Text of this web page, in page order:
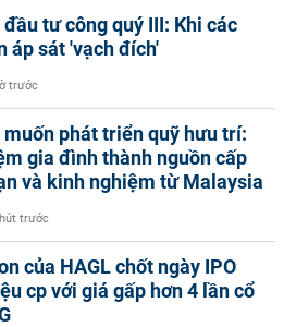
tư công quý III: Khi các
áp sát 'vạch đích'
trước
phát triển quỹ hưu trí:
gia đình thành nguồn cấp
và kinh nghiệm từ Malaysia
trước
của HAGL chốt ngày IPO
cp với giá gấp hơn 4 lần cổ